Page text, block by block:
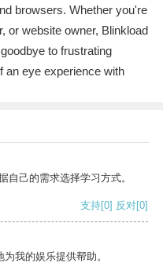
browsers. Whether you're
or website owner, Blinkload
to frustrating
an eye experience with
自己的需求选择学习方式。
支持[0] 反对[0]
我的娱乐提供帮助。